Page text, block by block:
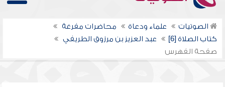
الصوتيات علماء ودعاة
محاضرات مفرغة
كتاب الصلاة [6]
عبد العزيز بن مرزوق الطريفي
صفحة الفهرس